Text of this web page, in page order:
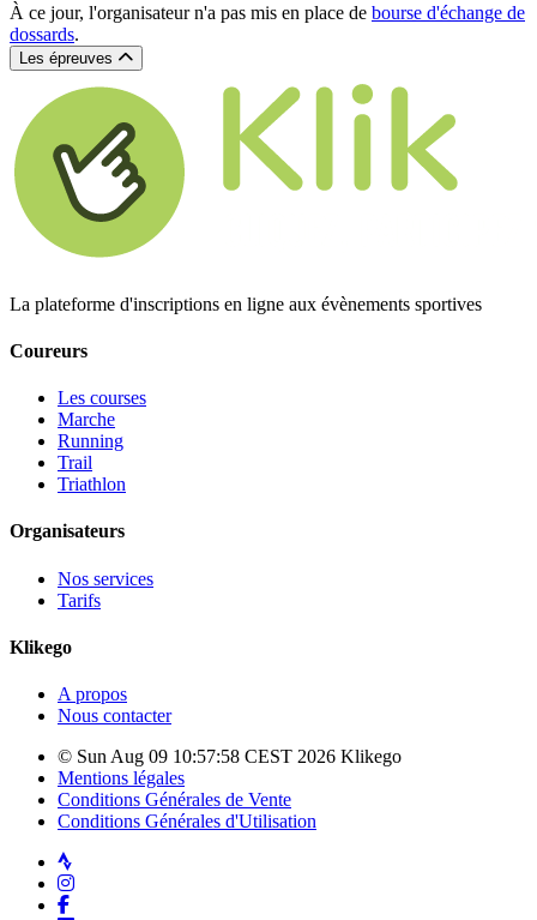
À ce jour, l'organisateur n'a pas mis en place de bourse d'échange de
dossards.
Les épreuves
La plateforme d'inscriptions en ligne aux évènements sportives
Coureurs
Les courses
Marche
Running
Trail
Triathlon
Organisateurs
Nos services
Tarifs
Klikego
A propos
Nous contacter
© Sun Aug 09 10:57:58 CEST 2026 Klikego
Mentions légales
Conditions Générales de Vente
Conditions Générales d'Utilisation
Strava
Instagram
Facebook